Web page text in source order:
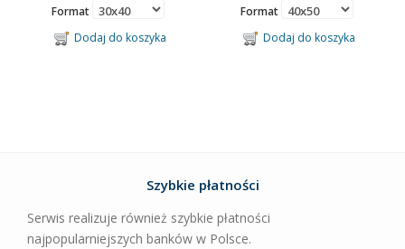
Format
Dodaj do koszyka
Format
Dodaj do koszyka
Szybkie płatności
Serwis realizuje również szybkie płatności
najpopularniejszych banków w Polsce.